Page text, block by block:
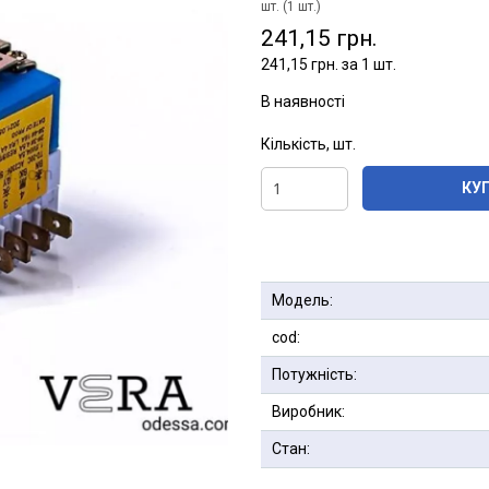
шт. (1 шт.)
241,15 грн.
241,15 грн. за 1 шт.
В наявності
Кількість, шт.
Модель:
сod:
Потужність:
Виробник:
Стан: